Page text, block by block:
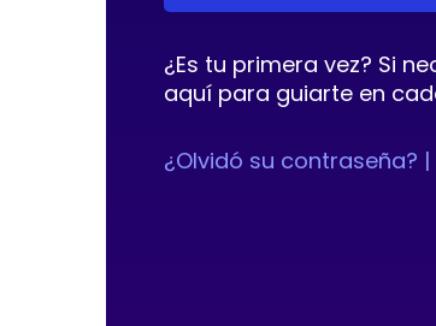
¿Es tu primera vez? Si
aquí para guiarte en
¿Olvidó su contraseña? |